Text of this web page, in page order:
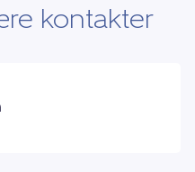
kontakter